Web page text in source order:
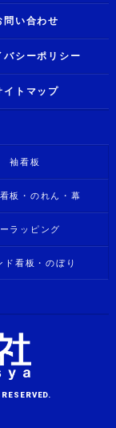
問い合わせ
バシーポリシー
イトマップ
袖看板
板・のれん・幕
ラッピング
ド看板・のぼり